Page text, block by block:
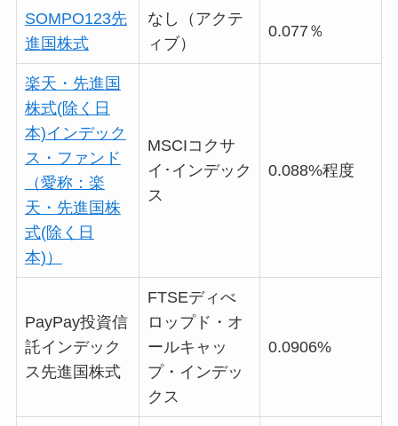
SOMPO123先
進国株式
なし（アクテ
ィブ）
0.077％
楽天・先進国
株式(除く日
本)インデック
ス・ファンド
（愛称：楽
天・先進国株
式(除く日
本)）
MSCIコクサ
イ･インデック
ス
0.088%程度
PayPay投資信
託インデック
ス先進国株式
FTSEディべ
ロップド・オ
ールキャッ
プ・インデッ
クス
0.0906%